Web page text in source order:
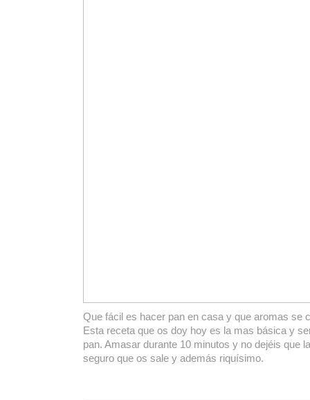
Que fácil es hacer pan en casa y que aromas se
Esta receta que os doy hoy es la mas básica y
pan. Amasar durante 10 minutos y no dejéis que
seguro que os sale y además riquísimo.